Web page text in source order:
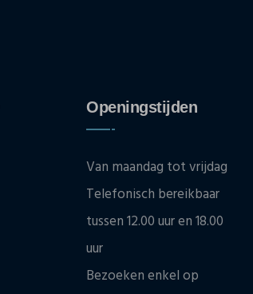
Openingstijden
Van maandag tot vrijdag
Telefonisch bereikbaar
tussen 12.00 uur en 18.00
uur
Bezoeken enkel op